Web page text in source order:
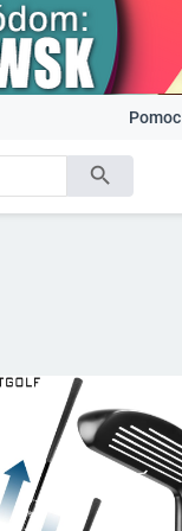
search
Pomoc